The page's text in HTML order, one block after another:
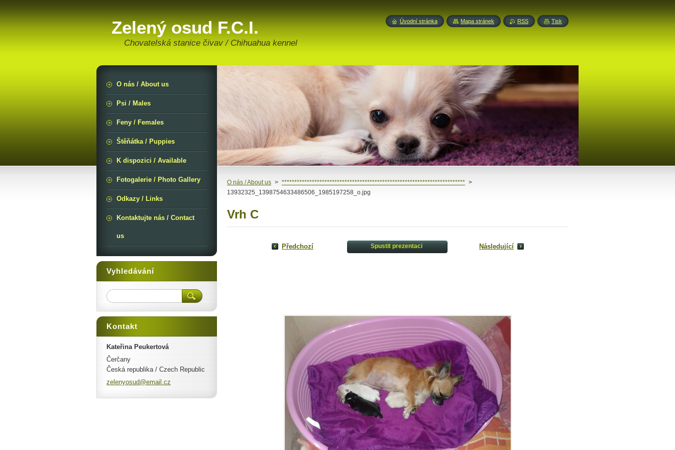
Zelený osud F.C.I.
Chovatelská stanice čivav / Chihuahua kennel
O nás / About us > ************************************************************************* >
13932325_1398754633486506_1985197258_o.jpg
Vrh C
Předchozí Spustit prezentaci Následující
O nás / About us
Psi / Males
Feny / Females
Štěňátka / Puppies
K dispozici / Available
Fotogalerie / Photo Gallery
Odkazy / Links
Kontaktujte nás / Contact
us
Vyhledávání
Kontakt
Kateřina Peukertová
Čerčany
Česká republika / Czech Republic
zelenyosud@email .cz
Úvodní stránka Mapa stránek RSS Tisk